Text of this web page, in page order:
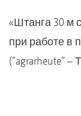
«Штанга 30 м
при работе в
(”agrarheute” –